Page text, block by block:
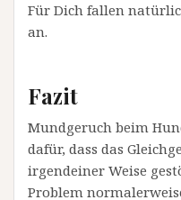
Für Dich fallen
an.
Fazit
Mundgeruch beim
dafür, dass das
irgendeiner Weise
Problem